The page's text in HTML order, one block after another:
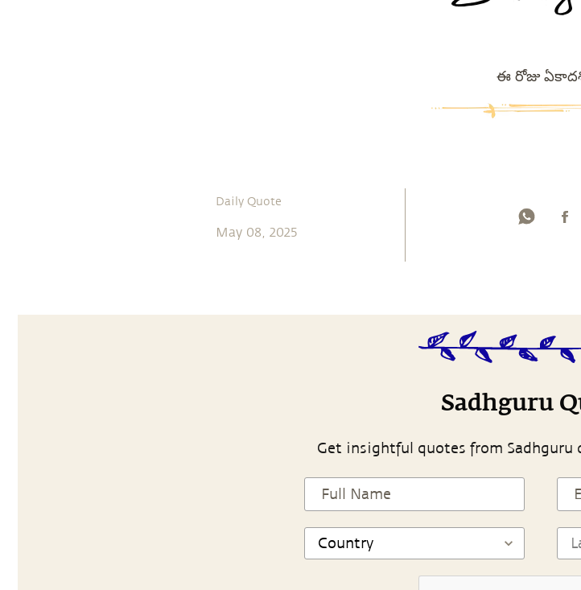
ఈ రోజు
Daily Quote
May 08, 2025
Sadhguru
Get insightful quotes from